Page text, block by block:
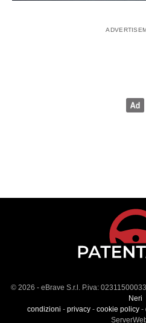
© 2026 - eBrave S.r.l. P.iva:
Neri
condizioni - privacy- cookie policy-